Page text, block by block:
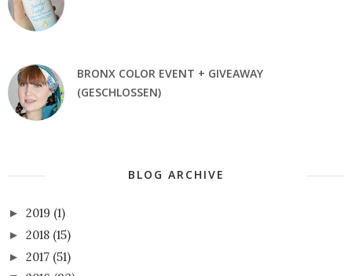
BRONX COLOR EVENT + GIVEAWAY
(GESCHLOSSEN)
BLOG ARCHIVE
► 2019 (1)
► 2018 (15)
► 2017 (51)